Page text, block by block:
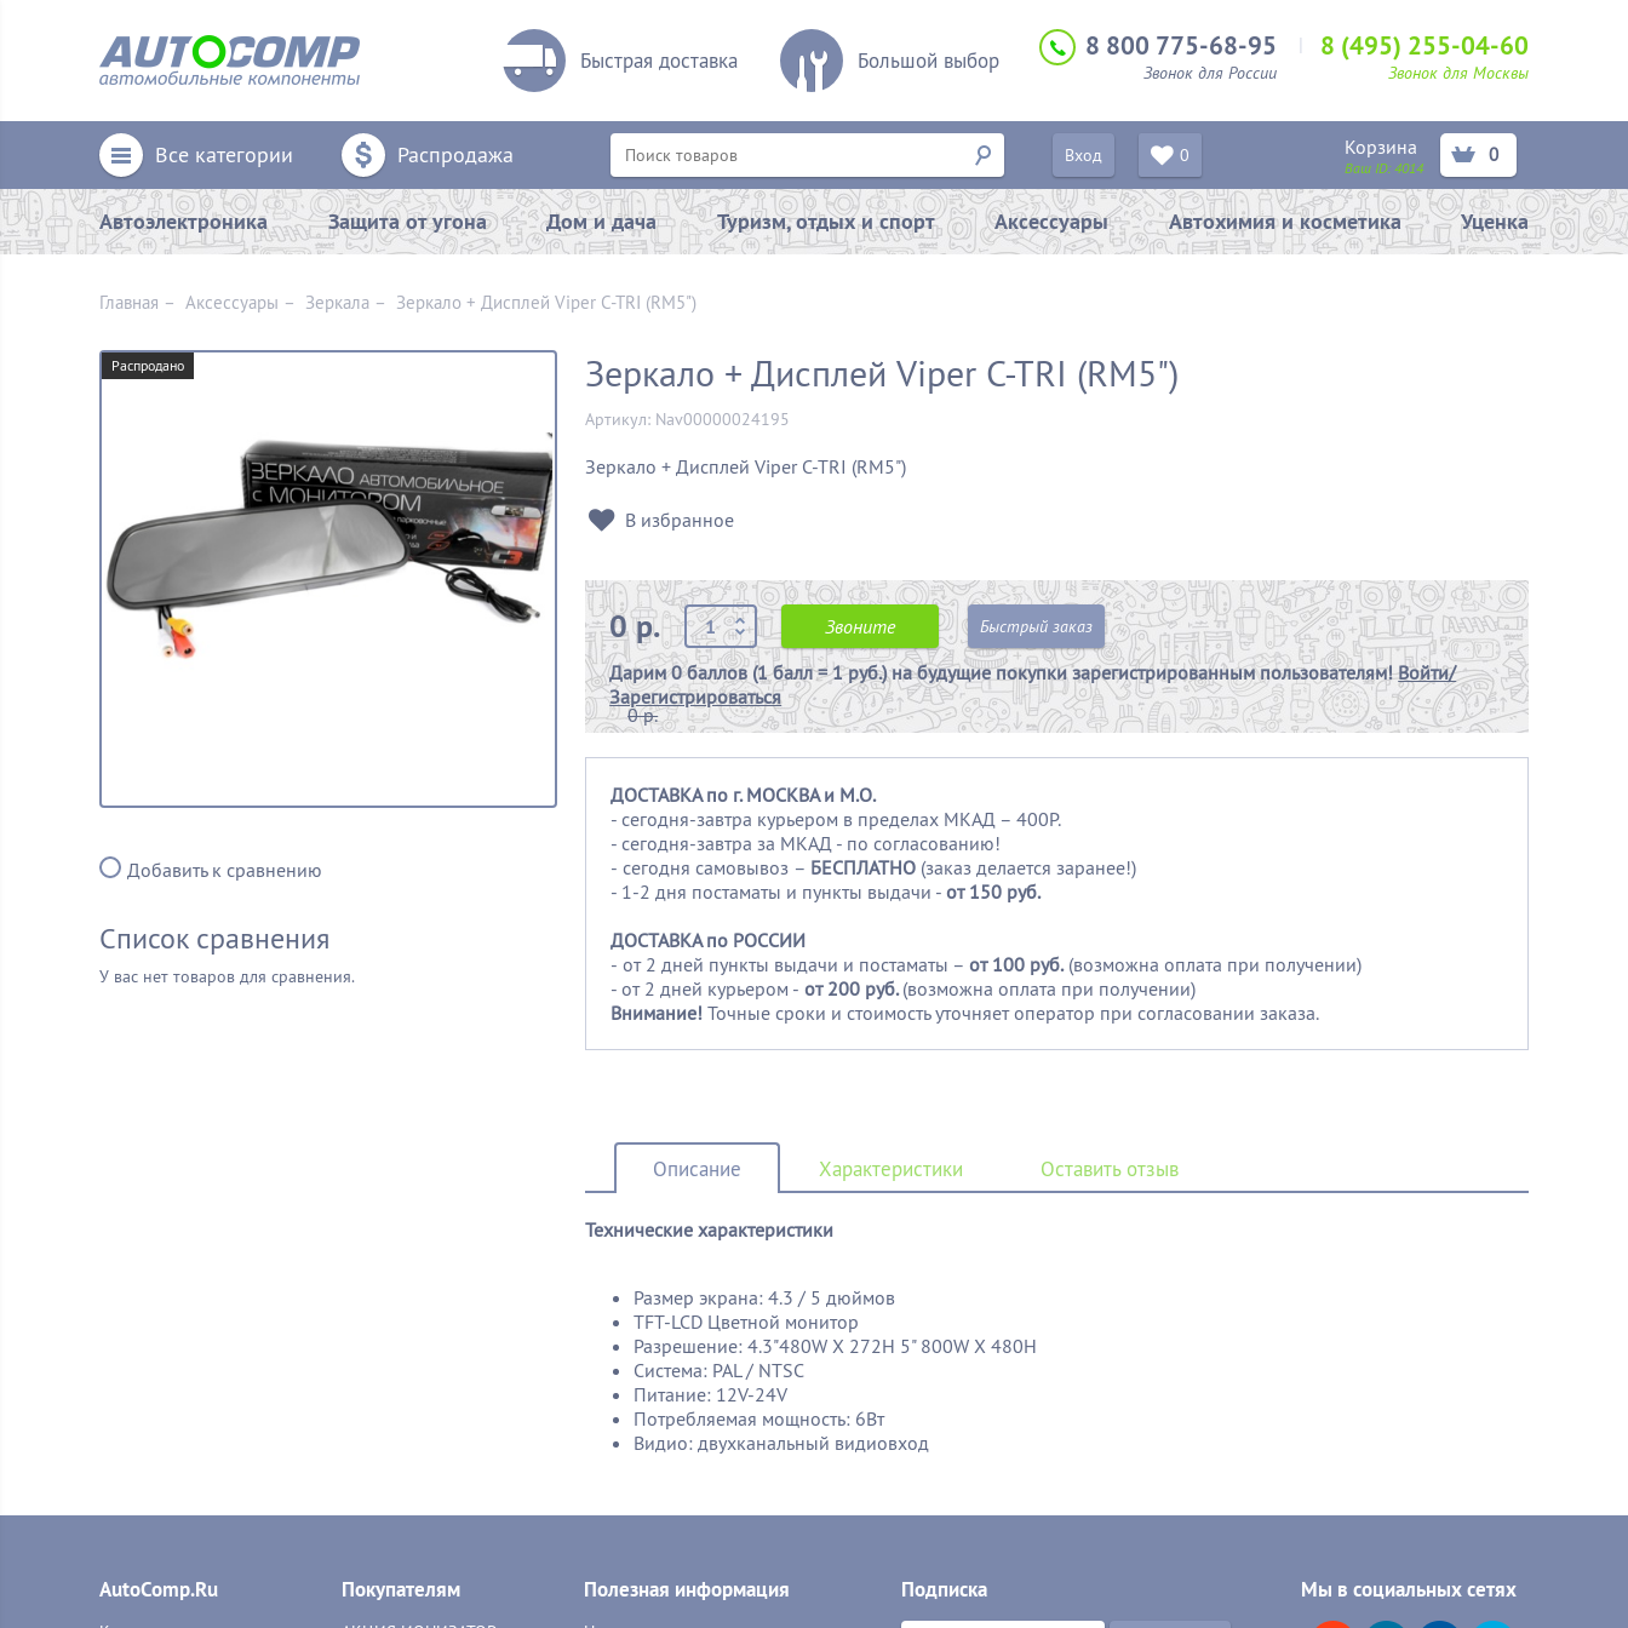
Быстрая доставка Большой выбор 8 800 775-68-95
Звонок для России
8 (495) 255-04-60
Звонок для Москвы
Все категории Распродажа Вход 0 Корзина
Ваш ID:4014
0
Автоэлектроника Защита от угона Дом и дача Туризм, отдых и спорт Аксессуары Автохимия и косметика Уценка
Главная – Аксессуары – Зеркалa – Зеркало + Дисплей Viper C-TRI (RM5")
Распродано
Добавить к сравнению
Список сравнения
У вас нет товаров для сравнения.
Зеркало + Дисплей Viper C-TRI (RM5")
Артикул: Nav00000024195
Зеркало + Дисплей Viper C-TRI (RM5")
В избранное
0 р.
0 р.
Звоните Быстрый заказ
Дарим0 баллов (1 балл = 1 руб.)на будущие покупки зарегистрированным пользователям!Войти/
Зарегистрироваться
ДОСТАВКА по г. МОСКВА и М.О.
- сегодня-завтра курьером в пределах МКАД – 400Р.
- сегодня-завтра за МКАД - по согласованию!
- сегодня самовывоз – БЕСПЛАТНО (заказ делается заранее!)
- 1-2 дня постаматы и пункты выдачи -от 150 руб.
ДОСТАВКА по РОССИИ
- от 2 дней пункты выдачи и постаматы –от 100 руб. (возможна оплата при получении)
- от 2 дней курьером -от 200 руб.(возможна оплата при получении)
Внимание!Точные сроки и стоимость уточняет оператор при согласовании заказа.
Описание Характеристики Оставить отзыв
Технические характеристики
Размер экрана: 4.3 / 5 дюймов
TFT-LCD Цветной монитор
Разрешение: 4.3"480W X 272H 5" 800W X 480H
Система: PAL / NTSC
Питание: 12V-24V
Потребляемая мощность: 6Вт
Видио: двухканальный видиовход
AutoComp.Ru Покупателям Полезная информация Подписка Мы в социальных сетях